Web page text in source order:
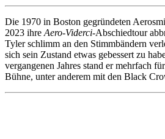
Die 1970 in Boston gegründeten
2023 ihre Aero-Viderci-Abschiedtour
Tyler schlimm an den Stimmbändern
sich sein Zustand etwas gebessert zu
vergangenen Jahres stand er mehrfach
Bühne, unter anderem mit den Black